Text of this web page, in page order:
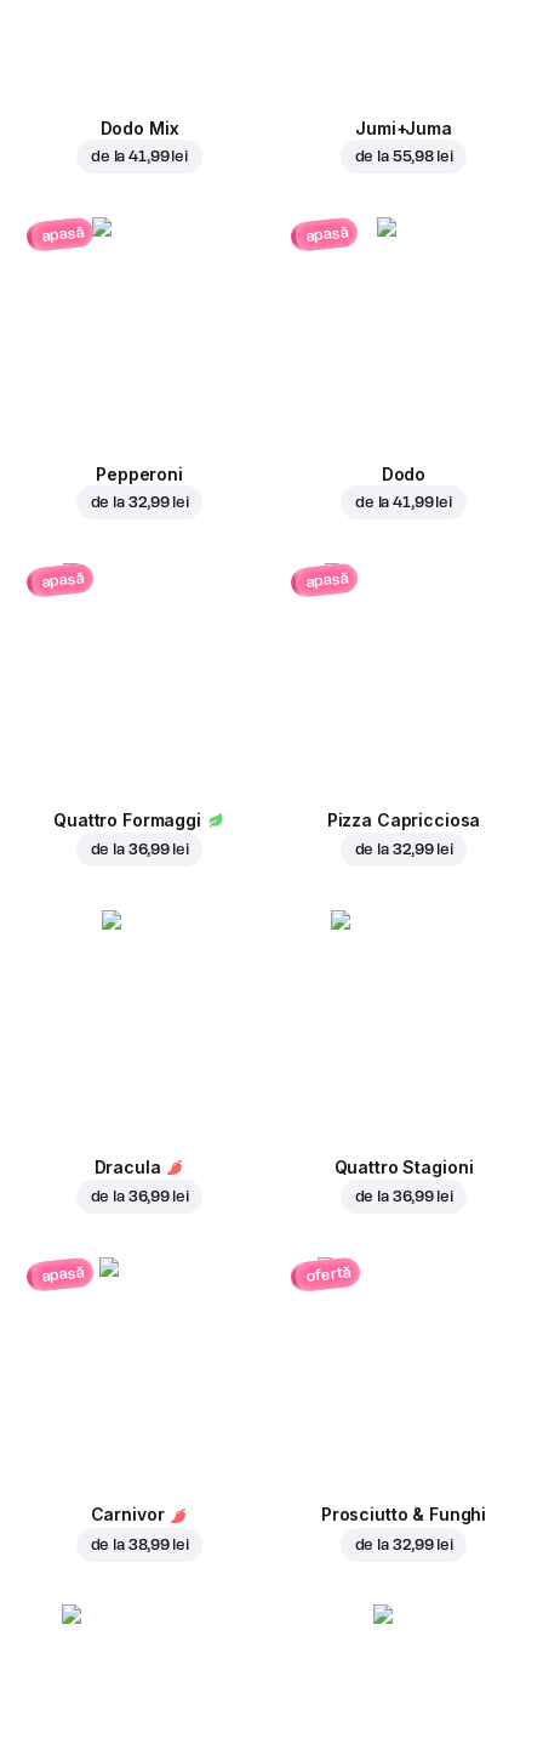
Dodo Mix
de la41,99 lei
Jumi+Juma
de la 55,98 lei
apasă
Pepperoni
de la 32,99 lei
apasă
Dodo
de la41,99 lei
apasă
Quattro Formaggi
de la 36,99 lei
apasă
Pizza Capricciosa
de la 32,99 lei
Dracula
de la 36,99 lei
Quattro Stagioni
de la 36,99 lei
apasă
Carnivor
de la 38,99 lei
ofertă
Prosciutto & Funghi
de la 32,99 lei